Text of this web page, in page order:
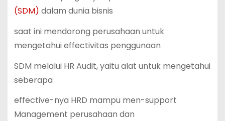
(SDM) dalam dunia bisnis
saat ini mendorong perusahaan untuk
mengetahui effectivitas penggunaan
SDM melalui HR Audit, yaitu alat untuk mengetahui
seberapa
effective-nya HRD mampu men-support
Management perusahaan dan